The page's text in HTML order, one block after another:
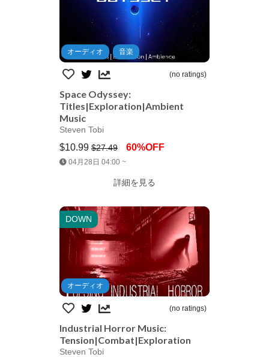
オーディオ 音楽
(no ratings)
Space Odyssey:
Titles|Exploration|Ambient
Music
Steven Tobi
$10.99 $27.49 60%OFF
04月28日 04:00 ~
詳細を見る
DOWN
Jump AssetStore
オーディオ
(no ratings)
Industrial Horror Music:
Tension|Combat|Exploration
Steven Tobi